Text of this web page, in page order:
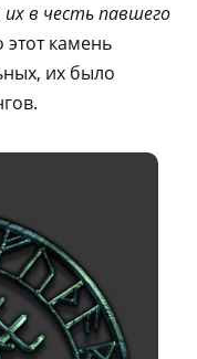
в честь павшего
этот камень
их было